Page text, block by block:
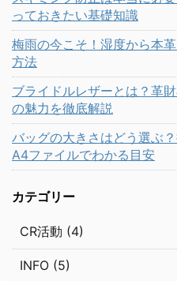
っておきたい基礎知識
梅雨の今こそ！湿度から本
方法
ブライドルレザーとは？革
の魅力を徹底解説
バッグの大きさはどう選ぶ
A4ファイルでわかる目安
カテゴリー
CR活動 (4)
INFO (5)